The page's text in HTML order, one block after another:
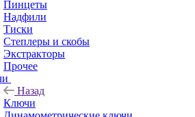
Пинцеты
Надфили
Тиски
Степлеры и скобы
Экстракторы
Прочее
Назад
Ключи